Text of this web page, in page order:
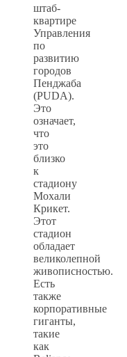
штаб-
квартире
Управления
по
развитию
городов
Пенджаба
(PUDA).
Это
означает,
что
это
близко
к
стадиону
Мохали
Крикет.
Этот
стадион
обладает
великолепной
живописностью.
Есть
также
корпоративные
гиганты,
такие
как